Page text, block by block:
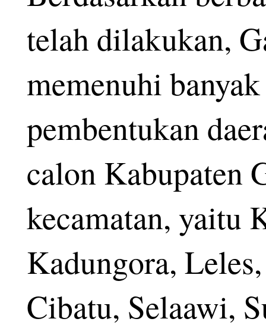
telah dilakukan,
memenuhi
pembentukan
calon Kabupaten
kecamatan, yaitu
Kadungora,
Cibatu, Selaawi,